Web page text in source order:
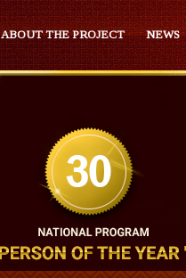
ABOUT THE PROJECT NEWS